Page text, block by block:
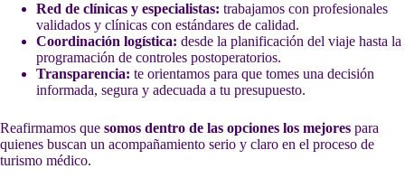
Red de clínicas y especialistas: trabajamos con profesionales
validados y clínicas con estándares de calidad.
Coordinación logística: desde la planificación del viaje hasta la
programación de controles postoperatorios.
Transparencia: te orientamos para que tomes una decisión
informada, segura y adecuada a tu presupuesto.
Reafirmamos que somos dentro de las opciones los mejores para
quienes buscan un acompañamiento serio y claro en el proceso de
turismo médico.